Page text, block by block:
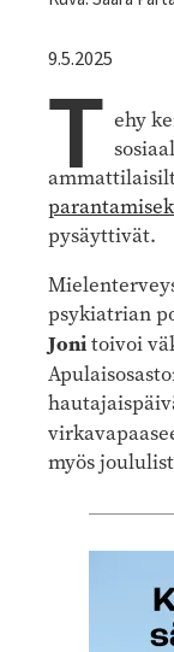
9.5.2025
T ehy
pysäyttivät.
psykiatrian
Jonitoivoi
myös